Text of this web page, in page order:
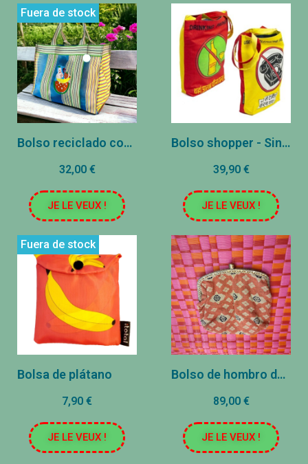
Fuera de stock
Bolso reciclado con bolsita - Frida Kahlo The Frame
32,00 €
JE LE VEUX !
Bolso shopper - Sin teléfono / Prohibido beber
39,90 €
JE LE VEUX !
Fuera de stock
Bolsa de plátano
7,90 €
JE LE VEUX !
Bolso de hombro de la abuela - 20x20cm -Original/blanco cuadrado
89,00 €
JE LE VEUX !